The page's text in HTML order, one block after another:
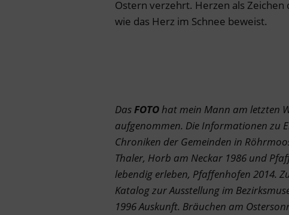
Ostern verzehrt. Herzen als
wie das Herz im Schnee beweist.
DasFOTOhat mein Mann am letzten
aufgenommen. Die Informationen zu
Chroniken der Gemeinden in
Thaler, Horb am Neckar 1986 und
lebendig erleben, Pfaffenhofen 2014.
Katalog zur Ausstellung im
1996 Auskunft. Bräuchen am